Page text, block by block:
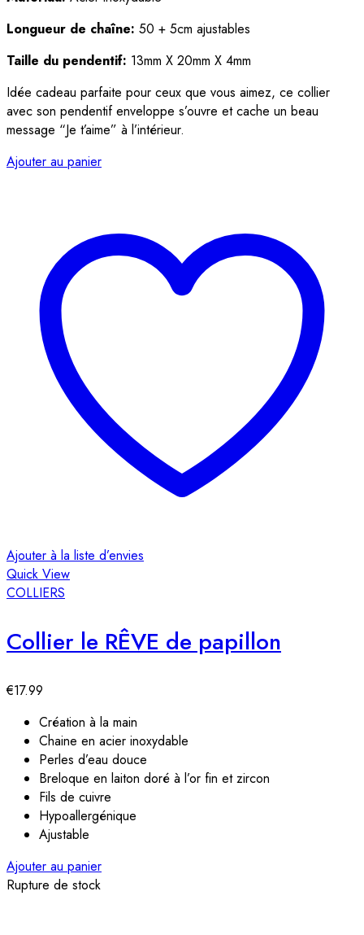
Longueur de chaîne: 50 + 5cm ajustables
Taille du pendentif: 13mm X 20mm X 4mm
Idée cadeau parfaite pour ceux que vous aimez, ce collier
avec son pendentif enveloppe s’ouvre et cache un beau
message “Je t’aime” à l’intérieur.
Ajouter au panier
Ajouter à la liste d’envies
Quick View
COLLIERS
Collier le RÊVE de papillon
€17.99
Création à la main
Chaine en acier inoxydable
Perles d’eau douce
Breloque en laiton doré à l’or fin et zircon
Fils de cuivre
Hypoallergénique
Ajustable
Ajouter au panier
Rupture de stock